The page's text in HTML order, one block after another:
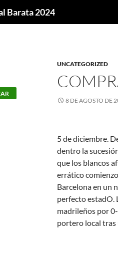
Barata 2024
UNCATEGORIZED
8 DE AGOSTO DE
5 de diciembre.
dentro la
que los blancos
errático
Barcelona en un
perfecto estadO.
madrileños por
portero local tras